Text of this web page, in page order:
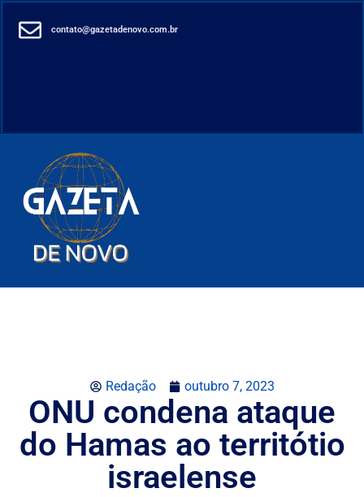
contato@gazetadenovo.com.br
Redação outubro 7, 2023
ONU condena ataque
do Hamas ao territótio
israelense